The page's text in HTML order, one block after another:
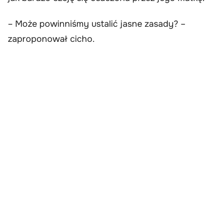
– Może powinniśmy ustalić jasne zasady? –
zaproponował cicho.